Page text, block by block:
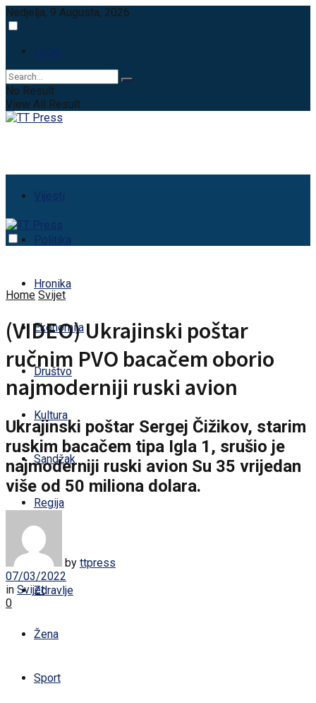
Nedjelja, 9 Augusta, 2026
Login
No Result
View All Result
Vijesti
Politika
Hronika
Ekonomija
Društvo
Kultura
Sandžak
Regija
Svijet
Zdravlje
Žena
Sport
Home Svijet
(VIDEO) Ukrajinski poštar
ručnim PVO bacačem oborio
najmoderniji ruski avion
Ukrajinski poštar Sergej Čižikov, starim
ruskim bacačem tipa Igla 1, srušio je
najmoderniji ruski avion Su 35 vrijedan
više od 50 miliona dolara.
by ttpress
07/03/2022
in Svijet
0